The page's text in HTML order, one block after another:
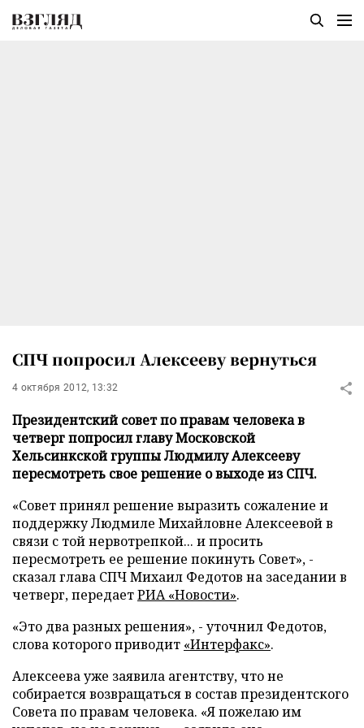
СПЧ попросил Алексееву вернуться
4 октября 2012, 13:32
Президентский совет по правам человека в
четверг попросил главу Московской
Хельсинкской группы Людмилу Алексееву
пересмотреть свое решение о выходе из СПЧ.
«Совет принял решение выразить сожаление и
поддержку Людмиле Михайловне Алексеевой в
связи с той нервотрепкой... и просить
пересмотреть ее решение покинуть Совет», -
сказал глава СПЧ Михаил Федотов на заседании в
четверг, передаетРИА «Новости».
«Это два разных решения», - уточнил Федотов,
слова которого приводит «Интерфакс».
Алексеевауже заявила агентству, чтоне
собирается возвращаться в состав президентского
Совета по правам человека. «Я пожелаю им